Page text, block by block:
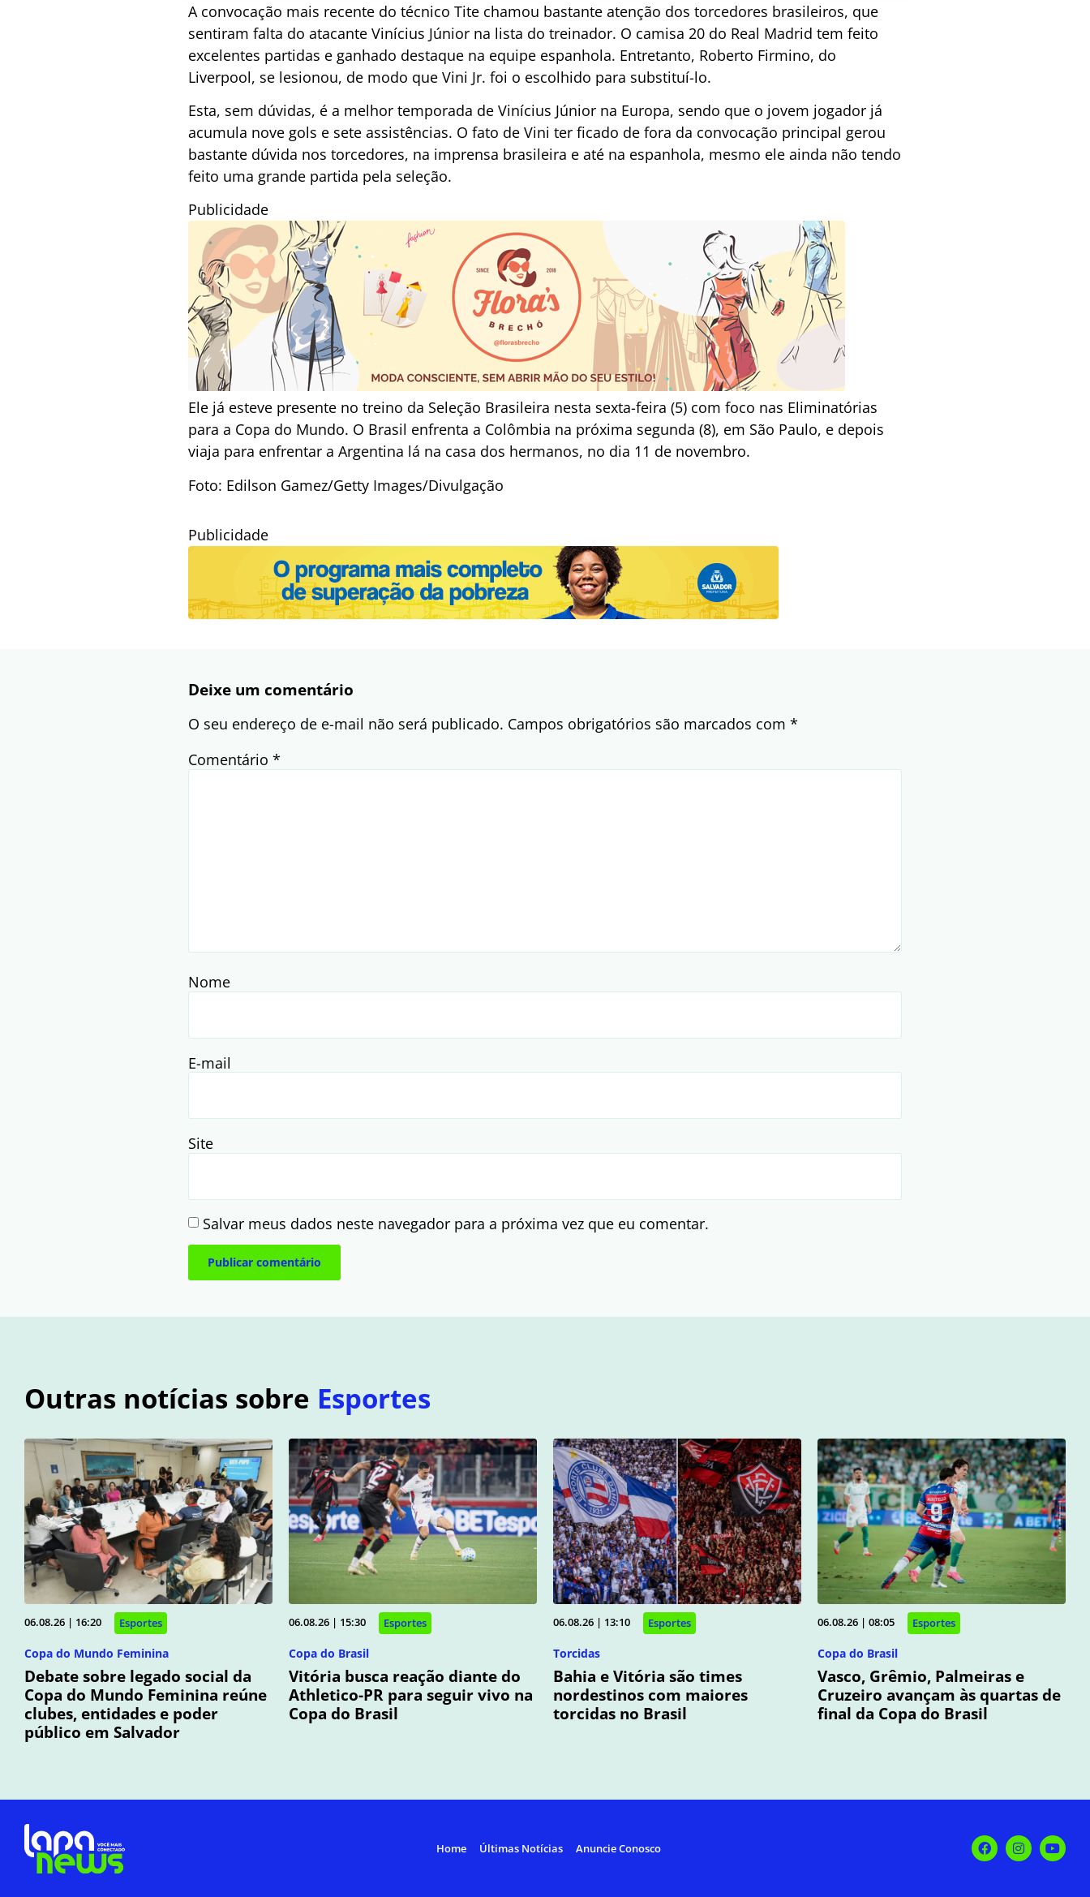
A convocação mais recente do técnico Tite chamou bastante atenção dos torcedores brasileiros, que
sentiram falta do atacante Vinícius Júnior na lista do treinador. O camisa 20 do Real Madrid tem feito
excelentes partidas e ganhado destaque na equipe espanhola. Entretanto, Roberto Firmino, do
Liverpool, se lesionou, de modo que Vini Jr. foi o escolhido para substituí-lo.
Esta, sem dúvidas, é a melhor temporada de Vinícius Júnior na Europa, sendo que o jovem jogador já
acumula nove gols e sete assistências. O fato de Vini ter ficado de fora da convocação principal gerou
bastante dúvida nos torcedores, na imprensa brasileira e até na espanhola, mesmo ele ainda não tendo
feito uma grande partida pela seleção.
Publicidade
Ele já esteve presente no treino da Seleção Brasileira nesta sexta-feira (5) com foco nas Eliminatórias
para a Copa do Mundo. O Brasil enfrenta a Colômbia na próxima segunda (8), em São Paulo, e depois
viaja para enfrentar a Argentina lá na casa dos hermanos, no dia 11 de novembro.
Foto: Edilson Gamez/Getty Images/Divulgação
Publicidade
Deixe um comentário
O seu endereço de e-mail não será publicado. Campos obrigatórios são marcados com *
Comentário *
Nome
E-mail
Site
Salvar meus dados neste navegador para a próxima vez que eu comentar.
Outras notícias sobre Esportes
06.08.26 | 16:20 Esportes
Copa do Mundo Feminina
Debate sobre legado social da
Copa do Mundo Feminina reúne
clubes, entidades e poder
público em Salvador
06.08.26 | 15:30 Esportes
Copa do Brasil
Vitória busca reação diante do
Athletico-PR para seguir vivo na
Copa do Brasil
06.08.26 | 13:10 Esportes
Torcidas
Bahia e Vitória são times
nordestinos com maiores
torcidas no Brasil
06.08.26 | 08:05 Esportes
Copa do Brasil
Vasco, Grêmio, Palmeiras e
Cruzeiro avançam às quartas de
final da Copa do Brasil
Home Últimas Notícias Anuncie Conosco